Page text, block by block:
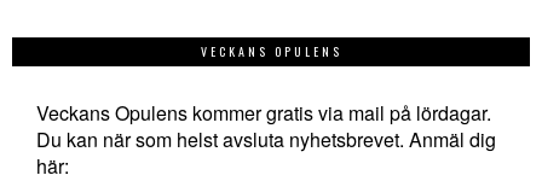
VECKANS OPULENS
Veckans Opulens kommer gratis via mail på lördagar.
Du kan när som helst avsluta nyhetsbrevet. Anmäl dig
här: